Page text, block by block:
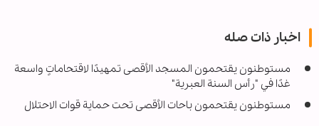
اخبار ذات صله
مستوطنون يقتحمون المسجد الأقصى تمهيدًا لاقتحاماتٍ واسعة
غدًا في "رأس السنة العبرية"
مستوطنون يقتحمون باحات الأقصى تحت حماية قوات الاحتلال